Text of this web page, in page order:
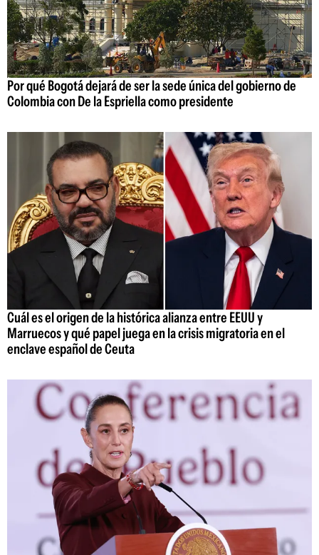
Por qué Bogotá dejará de ser la sede única del gobierno de
Colombia con De la Espriella como presidente
Cuál es el origen de la histórica alianza entre EEUU y
Marruecos y qué papel juega en la crisis migratoria en el
enclave español de Ceuta